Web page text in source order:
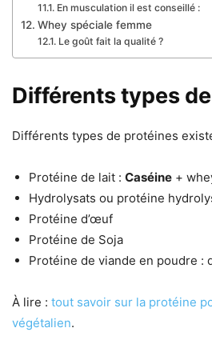
En musculation il est conseillé :
Whey spéciale femme
Le goût fait la qualité ?
Différents types
Différents types de protéines
Protéine de lait : Caséine +
Hydrolysats ou protéine
Protéine d’œuf
Protéine de Soja
Protéine de viande en poudre :
À lire : tout savoir sur la protéine
végétalien.